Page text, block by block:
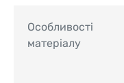
Особливості
матеріалу